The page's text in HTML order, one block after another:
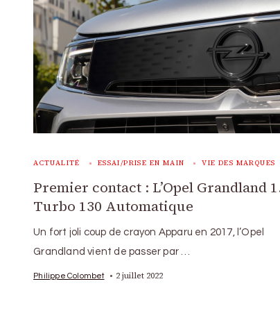
ACTUALITÉ ESSAI/PRISE EN MAIN VIE DES MARQUES
Premier contact : L’Opel Grandland
Turbo 130 Automatique
Un fort joli coup de crayon Apparu en 2017, l’Opel
Grandland vient de passer par …
Philippe Colombet 2 juillet 2022